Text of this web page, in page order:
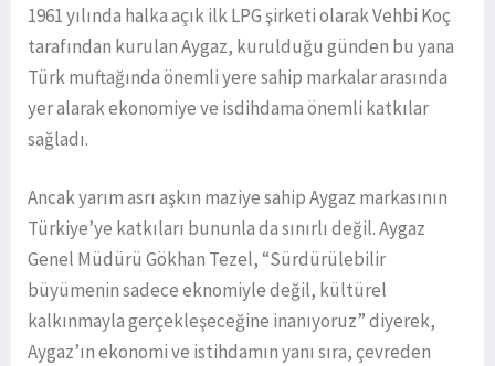
1961 yılında halka açık ilk LPG şirketi olarak Vehbi Koç
tarafından kurulan Aygaz, kurulduğu günden bu yana
Türk muftağında önemli yere sahip markalar arasında
yer alarak ekonomiye ve isdihdama önemli katkılar
sağladı.
Ancak yarım asrı aşkın maziye sahip Aygaz markasının
Türkiye’ye katkıları bununla da sınırlı değil. Aygaz
Genel Müdürü Gökhan Tezel, “Sürdürülebilir
büyümenin sadece eknomiyle değil, kültürel
kalkınmayla gerçekleşeceğine inanıyoruz” diyerek,
Aygaz’ın ekonomi ve istihdamın yanı sıra, çevreden